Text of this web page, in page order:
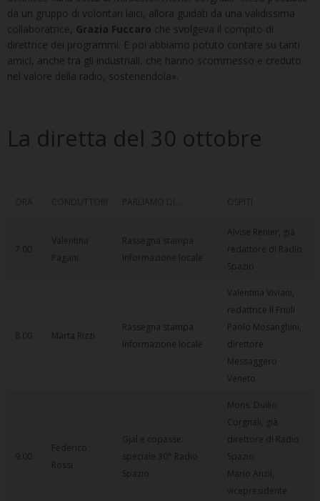
da un gruppo di volontari laici, allora guidati da una validissima
collaboratrice, Grazia Fuccaro che svolgeva il compito di
direttrice dei programmi. E poi abbiamo potuto contare su tanti
amici, anche tra gli industriali, che hanno scommesso e creduto
nel valore della radio, sostenendola».
La diretta del 30 ottobre
7.00
Valentina
Pagani
Rassegna stampa
Informazione locale
Alvise Renier, già
redattore di Radio
Spazio
8.00 Marta Rizzi
Rassegna stampa
Informazione locale
Valentina Viviani,
redattrice Il Friuli
Paolo Mosanghini,
direttore
Messaggero
Veneto
9.00
Federico
Rossi
Gjal e copasse:
speciale 30° Radio
Spazio
Mons. Duilio
Corgnali, già
direttore di Radio
Spazio
Mario Anzil,
vicepresidente